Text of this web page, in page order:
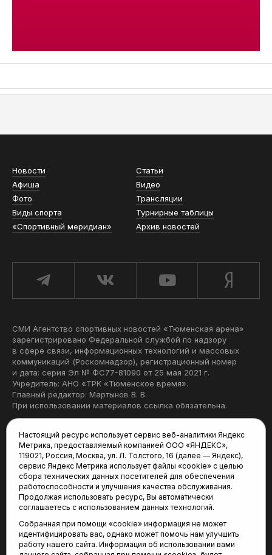
Новости
Статьи
Афиша
Видео
Фото
Трансляции
Виды спорта
Турнирные таблицы
«Спортивный меридиан»
Архив новостей
СМИ Агентство спортивных новостей «Тюменская арена»
зарегистрировано Федеральной службой по надзору
в сфере связи, информационных технологий и массовых
коммуникаций (Роскомнадзор), регистрационный номер
и дата: серия Эл № ФС77-81090 от 25 мая 2021 г.
Учредитель: АНО «ТРК «Тюменское время».
Главный редактор: Мартынов В. В.
При использовании материалов ссылка обязательна.
Редакция:
625035, Тюмень, пр. Геологоразведчиков, 28А
(3452) 68-22-28
tum-arena@mail.ru
Отдел продаж:
(3452) 68-89-78
kotovaev@sibinformburo.ru
Настоящий ресурс использует сервис веб-аналитики Яндекс
Метрика, предоставляемый компанией ООО «ЯНДЕКС»,
119021, Россия, Москва, ул. Л. Толстого, 16 (далее — Яндекс),
сервис Яндекс Метрика использует файлы «cookie» с целью
сбора технических данных посетителей для обеспечения
работоспособности и улучшения качества обслуживания.
Продолжая использовать ресурс, Вы автоматически
соглашаетесь с использованием данных технологий.
Собранная при помощи «cookie» информация не может
идентифицировать вас, однако может помочь нам улучшить
работу нашего сайта. Информация об использовании вами